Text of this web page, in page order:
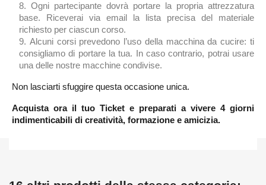
Ogni partecipante dovrà portare la propria attrezzatura
base. Riceverai via email la lista precisa del materiale
richiesto per ciascun corso.
Alcuni corsi prevedono l’uso della macchina da cucire: ti
consigliamo di portare la tua. In caso contrario, potrai usare
una delle nostre macchine condivise.
Non lasciarti sfuggire questa occasione unica.
Acquista ora il tuo Ticket e preparati a vivere 4 giorni
indimenticabili di creatività, formazione e amicizia.